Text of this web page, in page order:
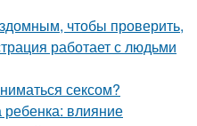
чтобы проверить,
работает с людьми
сексом?
влияние